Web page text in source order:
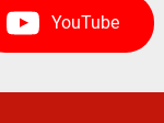
YouTube